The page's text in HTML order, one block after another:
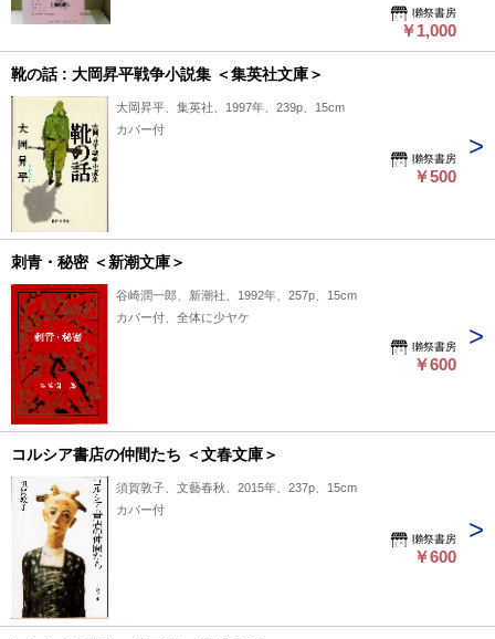
獺祭書房
￥1,000
靴の話 : 大岡昇平戦争小説集 ＜集英社文庫＞
大岡昇平、集英社、1997年、239p、15cm
カバー付
獺祭書房
￥500
刺青・秘密 ＜新潮文庫＞
谷崎潤一郎、新潮社、1992年、257p、15cm
カバー付、全体に少ヤケ
獺祭書房
￥600
コルシア書店の仲間たち ＜文春文庫＞
須賀敦子、文藝春秋、2015年、237p、15cm
カバー付
獺祭書房
￥600